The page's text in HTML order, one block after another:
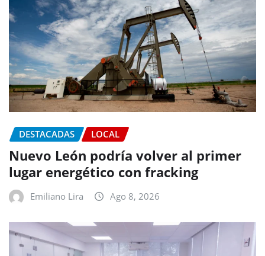
DESTACADAS LOCAL
Nuevo León podría volver al primer
lugar energético con fracking
Emiliano Lira Ago 8, 2026